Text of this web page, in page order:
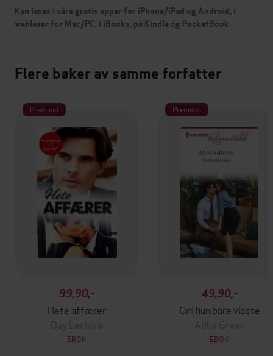
Kan leses i våre gratis apper for iPhone/iPad og Android, i
webleser for Mac/PC, i iBooks, på Kindle og PocketBook
Flere bøker av samme forfatter
Premium
99,90,-
Hete affærer
Day Leclaire
EBOK
Premium
49,90,-
Om hun bare visste
Abby Green
EBOK